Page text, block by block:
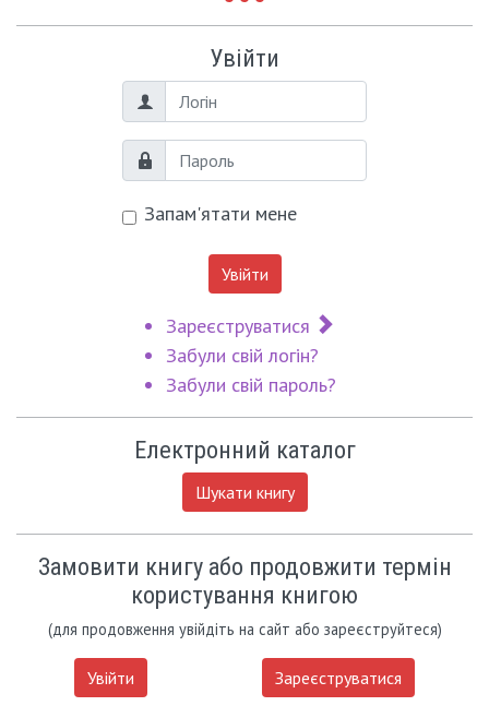
Увійти
Логін
Пароль
Запам'ятати мене
Увійти
Зареєструватися
Забули свій логін?
Забули свій пароль?
Електронний каталог
Шукати книгу
Замовити книгу або продовжити термін
користування книгою
(для продовження увійдіть на сайт або зареєструйтеся)
Увійти Зареєструватися